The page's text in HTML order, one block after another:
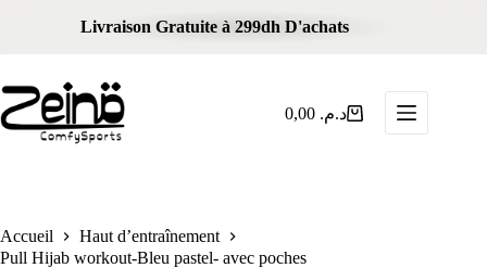
Livraison Gratuite à 299dh D'achats
د.م.
Accueil
Haut d’entraînement
Pull Hijab workout-Bleu pastel- avec poches